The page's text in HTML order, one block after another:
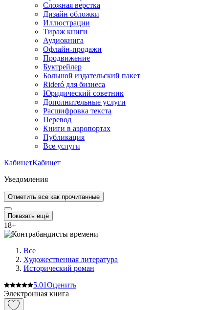
Сложная верстка
Дизайн обложки
Иллюстрации
Тираж книги
Аудиокнига
Офлайн-продажи
Продвижение
Буктрейлер
Большой издательский пакет
Rideró для бизнеса
Юридический советник
Дополнительные услуги
Расшифровка текста
Перевод
Книги в аэропортах
Публикация
Все услуги
КабинетКабинет
Уведомления
Отметить все как прочитанные
Показать ещё
18+
Все
Художественная литература
Исторический роман
5.01Оценить
Электронная книга